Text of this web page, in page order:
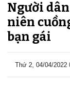
Người
niên
bạn gái
Thứ 2, 04/04/2022